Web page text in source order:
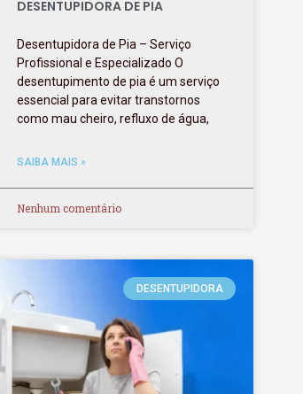
DESENTUPIDORA DE PIA
Desentupidora de Pia – Serviço
Profissional e Especializado O
desentupimento de pia é um serviço
essencial para evitar transtornos
como mau cheiro, refluxo de água,
SAIBA MAIS »
Nenhum comentário
DESENTUPIDORA